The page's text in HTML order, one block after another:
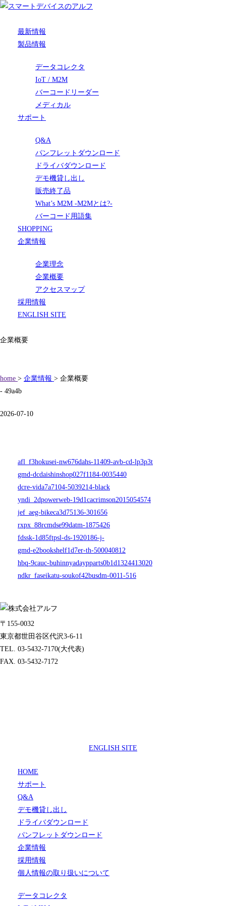
最新情報
製品情報
データコレクタ
IoT / M2M
バーコードリーダー
メディカル
サポート
Q&A
パンフレットダウンロード
ドライバダウンロード
デモ機貸し出し
販売終了品
What’s M2M -M2Mとは?-
バーコード用語集
SHOPPING
企業情報
企業理念
企業概要
アクセスマップ
採用情報
ENGLISH SITE
企業概要
home > 企業情報 > 企業概要
- 49a4b
2026-07-10
afl_f3hokusei-nw676dahs-11409-avb-cd-lp3p3t
gmd-dcdaishinshop027f1184-0035440
dcre-vida7a7104-5039214-black
yndi_2dpowerweb-19d1cacrimson2015054574
jef_aeg-bikeca3d75136-301656
rxpx_88rcmdse99datm-1875426
fdssk-1d85ftpsl-ds-1920186-j-
gmd-e2bookshelf1d7er-th-500040812
hbq-9cauc-buhinnyadaypparts0b1d1324413020
ndkr_faseikatu-soukof42busdm-0011-516
〒155-0032
東京都世田谷区代沢3-6-11
TEL. 03-5432-7170(大代表)
FAX. 03-5432-7172
ENGLISH SITE
HOME
サポート
Q&A
デモ機貸し出し
ドライバダウンロード
パンフレットダウンロード
企業情報
採用情報
個人情報の取り扱いについて
データコレクタ